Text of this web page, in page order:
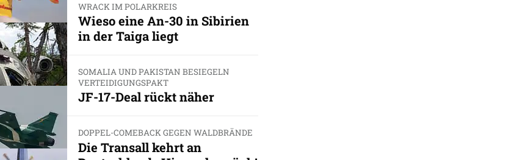
WRACK IM POLARKREIS
Wieso eine An-30 in Sibirien
in der Taiga liegt
SOMALIA UND PAKISTAN BESIEGELN
VERTEIDIGUNGSPAKT
JF-17-Deal rückt näher
DOPPEL-COMEBACK GEGEN WALDBRÄNDE
Die Transall kehrt an